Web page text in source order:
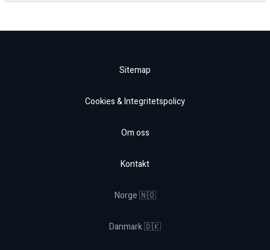
Sitemap
Cookies & Integritetspolicy
Om oss
Kontakt
Norge 🇳🇴
Danmark 🇩🇰